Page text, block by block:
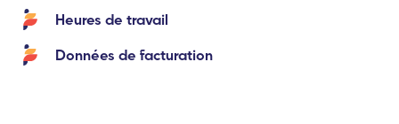
Heures de travail
Données de facturation